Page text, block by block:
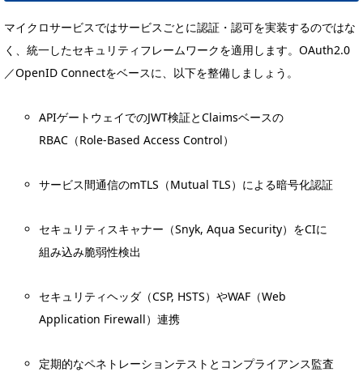
マイクロサービスではサービスごとに認証・認可を実装するのではな
く、統一したセキュリティフレームワークを適用します。OAuth2.0
／OpenID Connectをベースに、以下を整備しましょう。
APIゲートウェイでのJWT検証とClaimsベースの
RBAC（Role-Based Access Control）
サービス間通信のmTLS（Mutual TLS）による暗号化認証
セキュリティスキャナー（Snyk, Aqua Security）をCIに
組み込み脆弱性検出
セキュリティヘッダ（CSP, HSTS）やWAF（Web
Application Firewall）連携
定期的なペネトレーションテストとコンプライアンス監査